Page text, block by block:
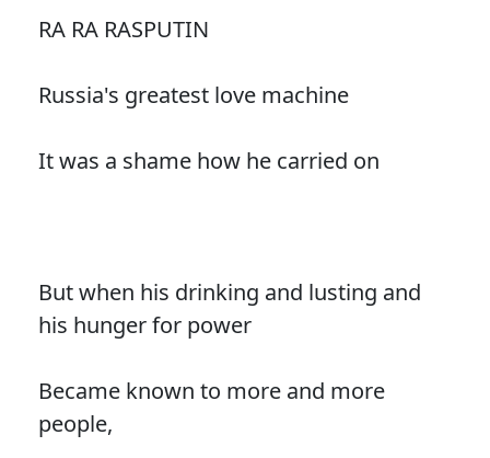
RA RA RASPUTIN
Russia's greatest love machine
It was a shame how he carried on
But when his drinking and lusting and
his hunger for power
Became known to more and more
people,